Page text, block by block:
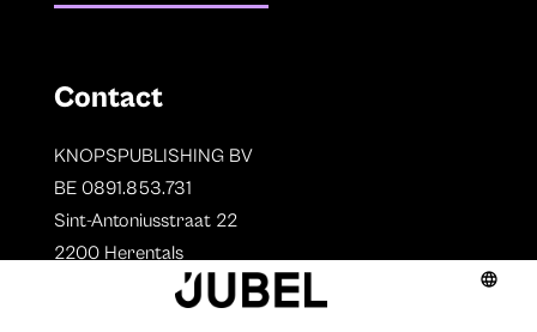
Contact
KNOPSPUBLISHING BV
BE 0891.853.731
Sint-Antoniusstraat 22
2200 Herentals